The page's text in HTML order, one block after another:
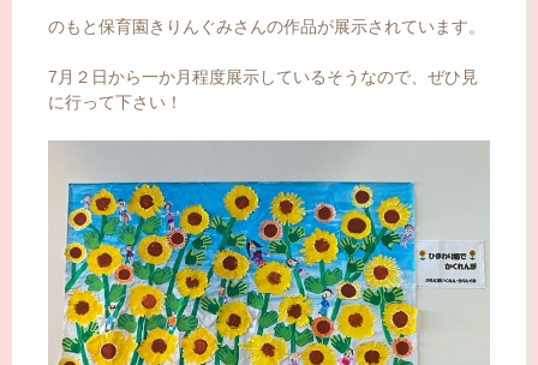
のもと保育園きりんぐみさんの作品が展示されています。
7月２日から一か月程度展示しているそうなので、ぜひ見
に行って下さい！